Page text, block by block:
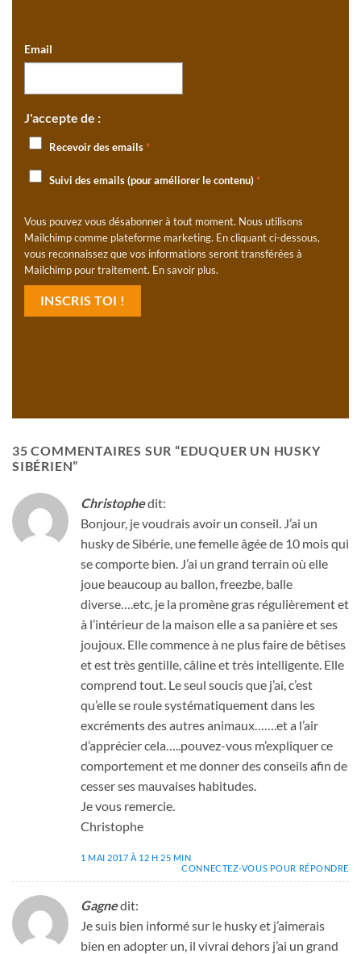
Email
J'accepte de :
Recevoir des emails*
Suivi des emails (pour améliorer le contenu)*
Vous pouvez vous désabonner à tout moment. Nous utilisons
Mailchimp comme plateforme marketing. En cliquant ci-dessous,
vous reconnaissez que vos informations seront transférées à
Mailchimp pour traitement. En savoir plus.
35 COMMENTAIRES SUR “EDUQUER UN HUSKY
SIBÉRIEN”
Christophedit:
Bonjour, je voudrais avoir un conseil. J’ai un
husky de Sibérie, une femelle âgée de 10 mois qui
se comporte bien. J’ai un grand terrain où elle
joue beaucoup au ballon, freezbe, balle
diverse….etc, je la promène gras régulièrement et
à l’intérieur de la maison elle a sa panière et ses
joujoux. Elle commence à ne plus faire de bêtises
et est très gentille, câline et très intelligente. Elle
comprend tout. Le seul soucis que j’ai, c’est
qu’elle se roule systématiquement dans les
excréments des autres animaux…….et a l’air
d’apprécier cela…..pouvez-vous m’expliquer ce
comportement et me donner des conseils afin de
cesser ses mauvaises habitudes.
Je vous remercie.
Christophe
1 MAI 2017 À 12 H 25 MIN
CONNECTEZ-VOUS POUR RÉPONDRE
Gagnedit:
Je suis bien informé sur le husky et j’aimerais
bien en adopter un, il vivrai dehors j’ai un grand